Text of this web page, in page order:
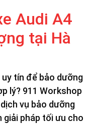
Audi A4
tại Hà
tín để bảo dưỡng
lý? 911 Workshop
vụ bảo dưỡng
giải pháp tối ưu cho